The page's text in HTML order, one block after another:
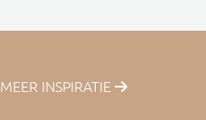
MEER INSPIRATIE